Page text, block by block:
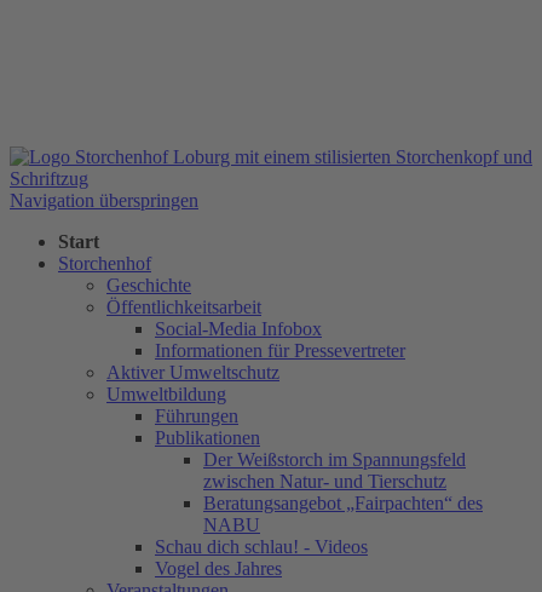
Navigation überspringen
Start
Storchenhof
Geschichte
Öffentlichkeitsarbeit
Social-Media Infobox
Informationen für Pressevertreter
Aktiver Umweltschutz
Umweltbildung
Führungen
Publikationen
Der Weißstorch im Spannungsfeld
zwischen Natur- und Tierschutz
Beratungsangebot „Fairpachten“ des
NABU
Schau dich schlau! - Videos
Vogel des Jahres